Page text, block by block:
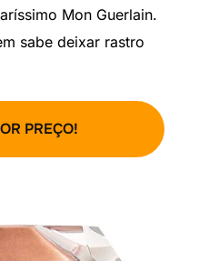
Mon Guerlain.
sabe deixar rastro
PREÇO!